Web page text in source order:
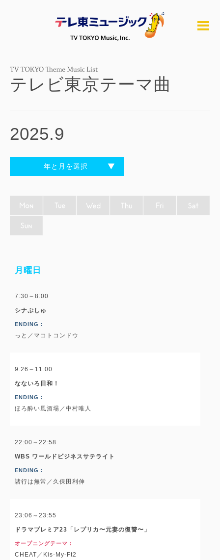
テレビ東京テーマ曲
2025.9
年と月を選択
月曜日
7:30～8:00
シナぷしゅ
ENDING :
っと／マコトコンドウ
9:26～11:00
なないろ日和！
ENDING :
ほろ酔い風酒場／中村唯人
22:00～22:58
WBS ワールドビジネスサテライト
ENDING :
諸行は無常／久保田利伸
23:06～23:55
ドラマプレミア23「レプリカ〜元妻の復讐〜」
オープニングテーマ :
CHEAT／Kis-My-Ft2